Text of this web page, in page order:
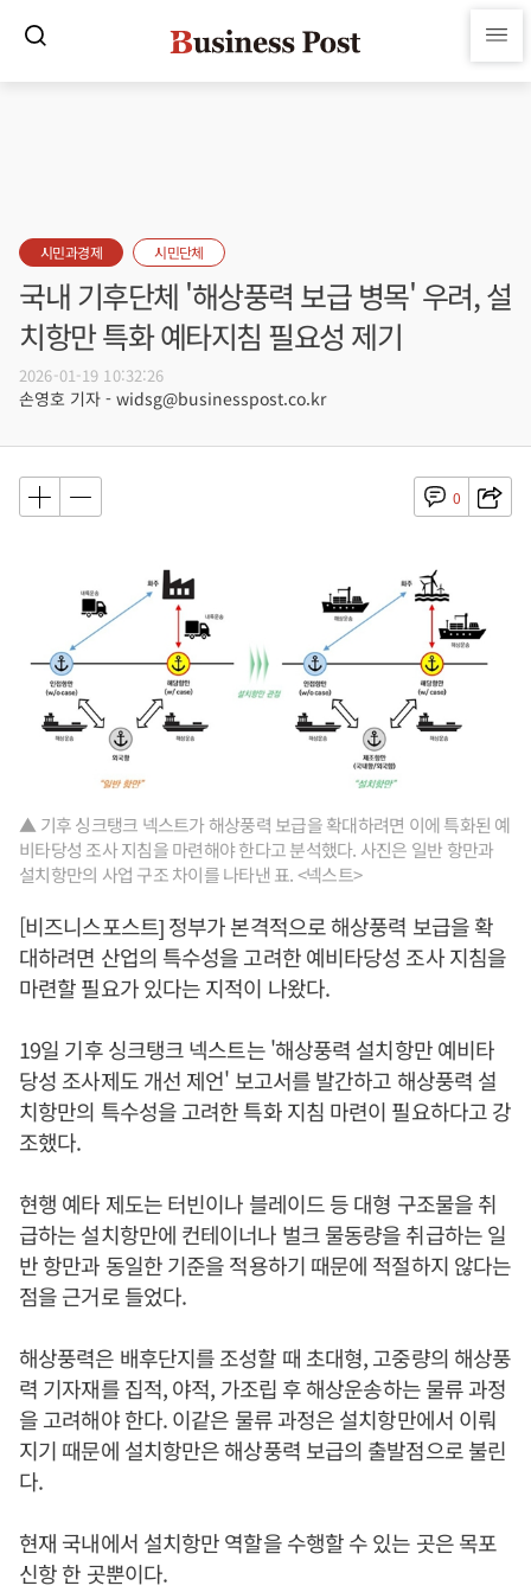
시민과경제 시민단체
국내 기후단체 '해상풍력 보급 병목' 우려, 설
치항만 특화 예타지침 필요성 제기
2026-01-19 10:32:26
손영호 기자 - widsg@businesspost.co.kr
0
▲ 기후 싱크탱크 넥스트가 해상풍력 보급을 확대하려면 이에 특화된 예
비타당성 조사 지침을 마련해야 한다고 분석했다. 사진은 일반 항만과
설치항만의 사업 구조 차이를 나타낸 표. <넥스트>
[비즈니스포스트] 정부가 본격적으로 해상풍력 보급을 확
대하려면 산업의 특수성을 고려한 예비타당성 조사 지침을
마련할 필요가 있다는 지적이 나왔다.
19일 기후 싱크탱크 넥스트는 '해상풍력 설치항만 예비타
당성 조사제도 개선 제언' 보고서를 발간하고 해상풍력 설
치항만의 특수성을 고려한 특화 지침 마련이 필요하다고 강
조했다.
현행 예타 제도는 터빈이나 블레이드 등 대형 구조물을 취
급하는 설치항만에 컨테이너나 벌크 물동량을 취급하는 일
반 항만과 동일한 기준을 적용하기 때문에 적절하지 않다는
점을 근거로 들었다.
해상풍력은 배후단지를 조성할 때 초대형, 고중량의 해상풍
력 기자재를 집적, 야적, 가조립 후 해상운송하는 물류 과정
을 고려해야 한다. 이같은 물류 과정은 설치항만에서 이뤄
지기 때문에 설치항만은 해상풍력 보급의 출발점으로 불린
다.
현재 국내에서 설치항만 역할을 수행할 수 있는 곳은 목포
신항 한 곳뿐이다.